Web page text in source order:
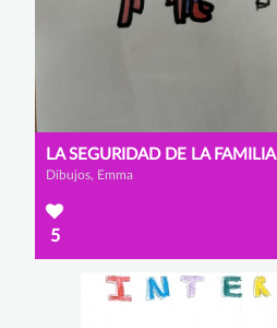
LA SEGURIDAD DE LA FAMILIA
Dibujos, Emma
5